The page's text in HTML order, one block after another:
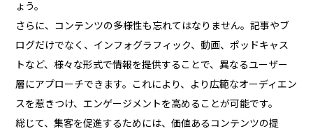
ょう。
さらに、コンテンツの多様性も忘れてはなりません。記事やブ
ログだけでなく、インフォグラフィック、動画、ポッドキャス
トなど、様々な形式で情報を提供することで、異なるユーザー
層にアプローチできます。これにより、より広範なオーディエン
スを惹きつけ、エンゲージメントを高めることが可能です。
総じて、集客を促進するためには、価値あるコンテンツの提